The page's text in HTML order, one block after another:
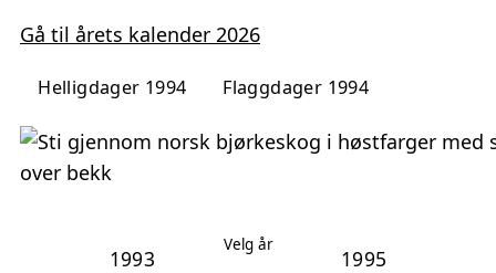
Gå til årets kalender 2026
Helligdager 1994 Flaggdager 1994
1993
Velg år
1995